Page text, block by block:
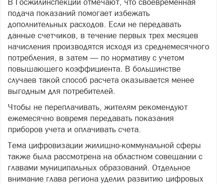
подача показаний помогает избежать
дополнительных расходов. Если не передавать
данные счетчиков, в течение первых трех месяцев
начисления производятся исходя из среднемесячного
потребления, в затем — по нормативу с учетом
повышающего коэффициента. В большинстве
случаев такой способ расчета оказывается менее
выгодным для потребителей.
Чтобы не переплачивать, жителям рекомендуют
ежемесячно вовремя передавать показания
приборов учета и оплачивать счета.
Тема цифровизации жилищно-коммунальной сферы
также была рассмотрена на областном совещании с
главами муниципальных образований. Отдельное
внимание глава региона уделил развитию цифровых